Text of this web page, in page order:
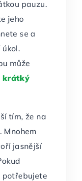
pauzu.
jeho
se a
může
krátký
tím, že na
Mnohem
jasnější
potřebujete